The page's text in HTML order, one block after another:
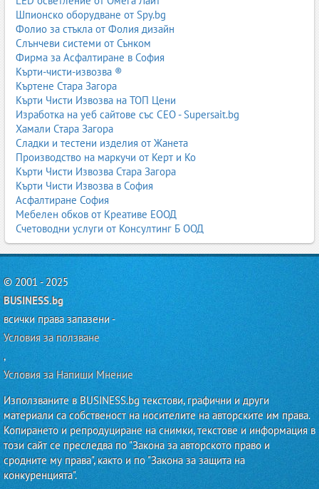
Шпионско оборудване от Spy.bg
Фолио за стъкла от Фолия дизайн
Слънчеви системи от Сънком
Фирма за Асфалтиране в София
Кърти-чисти-извозва ®
Къртене Стара Загора
Кърти Чисти Извозва на ТОП Цени
Изработка на уеб сайтове със СЕО - Supersait.bg
Хамали Стара Загора
Сладки и тестени изделия от Жанета
Производство на маркучи от Керт и Ко
Кърти Чисти Извозва Стара Загора
Кърти Чисти Извозва в София
Асфалтиране София
Мебелен обков от Креативе ЕООД
Счетоводни услуги от Консултинг Б ООД
© 2001 - 2025
BUSINESS.bg
всички права запазени -
Условия за ползване
,
Условия за Напиши Мнение
Използваните в BUSINESS.bg текстови, графични и други
материали са собственост на носителите на авторските им права.
Копирането и репродуциране на снимки, текстове и информация в
този сайт се преследва по "Закона за авторското право и
сродните му права", както и по "Закона за защита на
конкуренцията".